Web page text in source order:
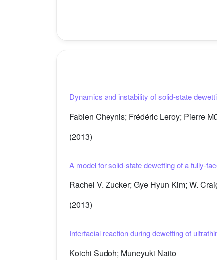
Dynamics and instability of solid-state
Fabien Cheynis; Frédéric Leroy; Pierre
(2013)
A model for solid-state dewetting of a fully-
Rachel V. Zucker; Gye Hyun Kim; W.
(2013)
Interfacial reaction during dewetting of
Koichi Sudoh; Muneyuki Naito